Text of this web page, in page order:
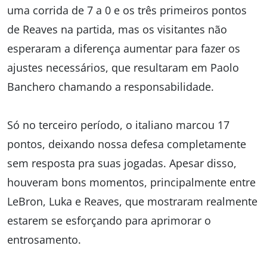
uma corrida de 7 a 0 e os três primeiros pontos
de Reaves na partida, mas os visitantes não
esperaram a diferença aumentar para fazer os
ajustes necessários, que resultaram em Paolo
Banchero chamando a responsabilidade.
Só no terceiro período, o italiano marcou 17
pontos, deixando nossa defesa completamente
sem resposta pra suas jogadas. Apesar disso,
houveram bons momentos, principalmente entre
LeBron, Luka e Reaves, que mostraram realmente
estarem se esforçando para aprimorar o
entrosamento.